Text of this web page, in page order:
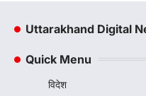
खड़गे की
Uttarakhand Digital
Quick Menu
विदेश